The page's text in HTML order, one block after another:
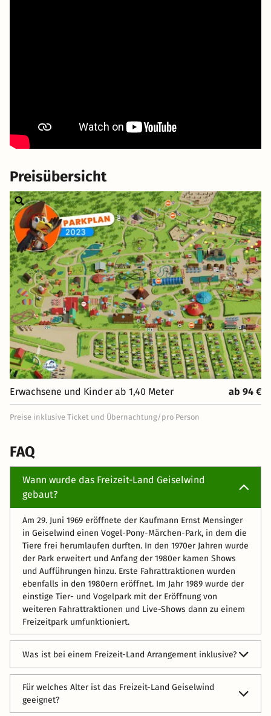
Preisübersicht
Erwachsene und Kinder ab 1,40 Meter ab 94 €
Preise inklusive Ticket und Übernachtung/pro Person
FAQ
Wann wurde das Freizeit-Land Geiselwind
gebaut?
Am 29. Juni 1969 eröffnete der Kaufmann Ernst Mensinger
in Geiselwind einen Vogel-Pony-Märchen-Park, in dem die
Tiere frei herumlaufen durften. In den 1970er Jahren wurde
der Park erweitert und Anfang der 1980er kamen Shows
und Aufführungen hinzu. Erste Fahrattraktionen wurden
ebenfalls in den 1980ern eröffnet. Im Jahr 1989 wurde der
einstige Tier- und Vogelpark mit der Eröffnung von
weiteren Fahrattraktionen und Live-Shows dann zu einem
Freizeitpark umfunktioniert.
Was ist bei einem Freizeit-Land Arrangement inklusive?
Attraktionen und die Übernachtung in einem Hotel in der
Nähe des Parks sind bei unseren Arrangements inklusive
Für welches Alter ist das Freizeit-Land Geiselwind
geeignet?